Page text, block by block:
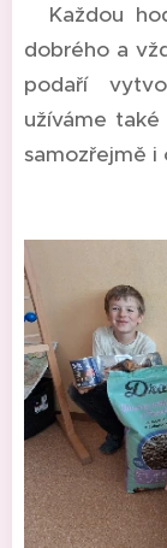
Každou
dobrého a
podaří
užíváme
samozřejmě i